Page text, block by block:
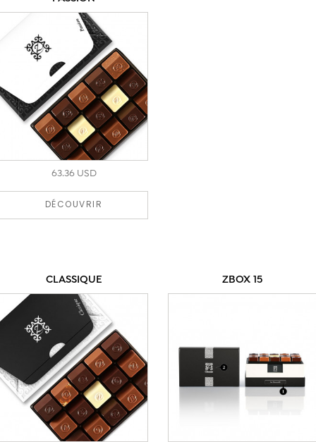
u-b-l-i-a-b-l-e. Si l’expérience des chocolats Z a déjà
captivé votre palais, préparez-vous à être
véritablement enchanté par le charme irrésistible des
macarons Z.
Tout savoir sur le macaron Français
63.36 USD
DÉCOUVRIR
CLASSIQUE ZBOX 15